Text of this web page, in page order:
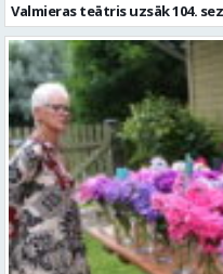
Valmieras teātris uzsāk 104.